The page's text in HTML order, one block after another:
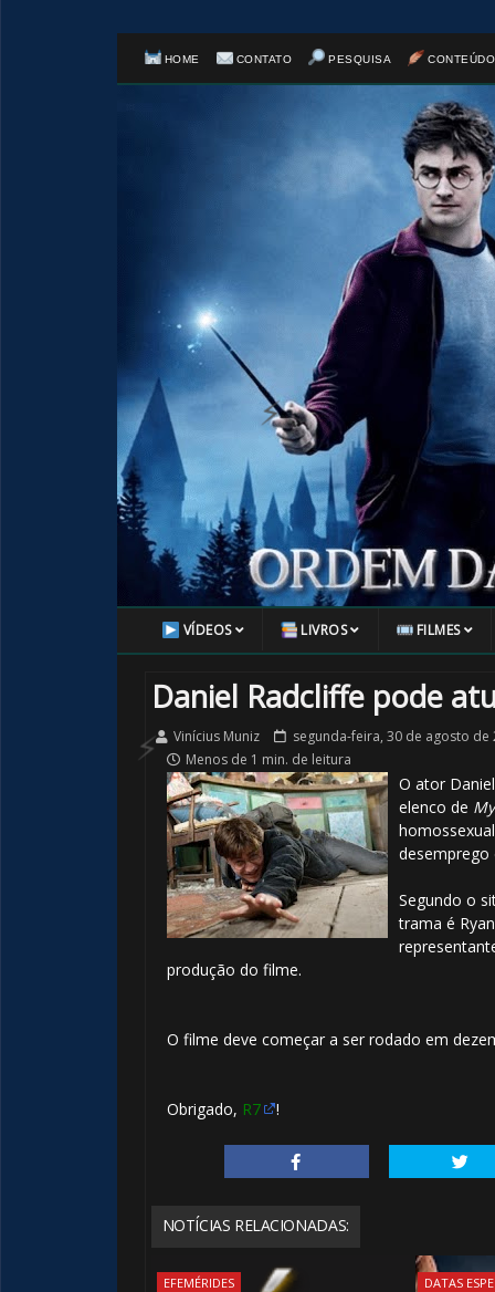
HOME CONTATO PESQUISA
VÍDEOS LIVROS FILMES
Daniel Radcliffe pode
Vinícius Muniz
segunda-feira, 30 de agosto de
Menos de 1 min. de leitura
O ator
elenco de
desemprego
Segundo o
trama é
produção do filme.
O filme deve começar a ser rodado em
Obrigado, R7 !
NOTÍCIAS RELACIONADAS:
EFEMÉRIDES DATAS
1️⃣ 8️⃣
🎂